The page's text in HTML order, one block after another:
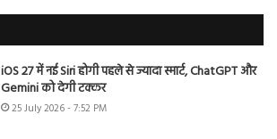
iOS 27 में नई Siri होगी पहले से ज्यादा स्मार्ट, ChatGPT और
Gemini को देगी टक्कर
25 July 2026 - 7:52 PM